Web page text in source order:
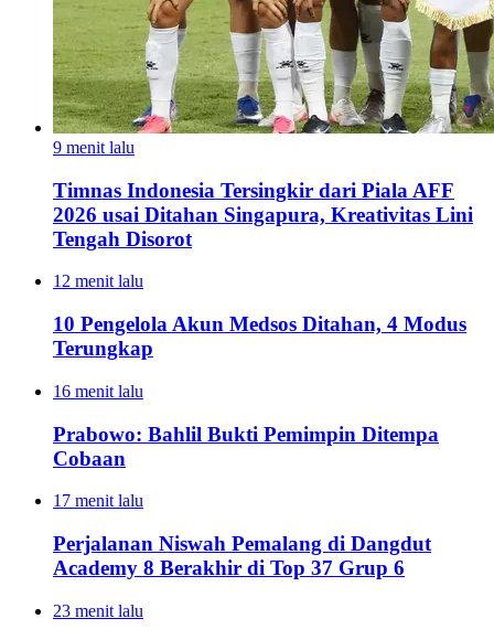
9 menit lalu
Timnas Indonesia Tersingkir dari Piala AFF
2026 usai Ditahan Singapura, Kreativitas Lini
Tengah Disorot
12 menit lalu
10 Pengelola Akun Medsos Ditahan, 4 Modus
Terungkap
16 menit lalu
Prabowo: Bahlil Bukti Pemimpin Ditempa
Cobaan
17 menit lalu
Perjalanan Niswah Pemalang di Dangdut
Academy 8 Berakhir di Top 37 Grup 6
23 menit lalu